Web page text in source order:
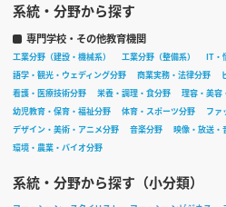
系統・分野から探す
専門学校・その他教育機関
工業分野（建設・機械系） 工業分野（整備系） IT・
語学・観光・ウェディング分野
商業実務・法律分野
看護・医療技術分野
栄養・調理・食分野
理容・美容
幼児教育・保育・福祉分野
体育・スポーツ分野
ファ
デザイン・美術・アニメ分野
音楽分野 映像・放送・
環境・農業・バイオ分野
系統・分野から探す（小分類）